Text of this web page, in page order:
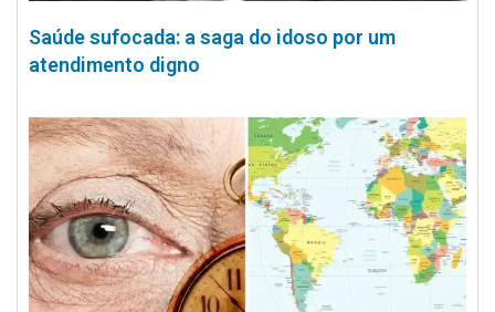
Saúde sufocada: a saga do idoso por um
atendimento digno